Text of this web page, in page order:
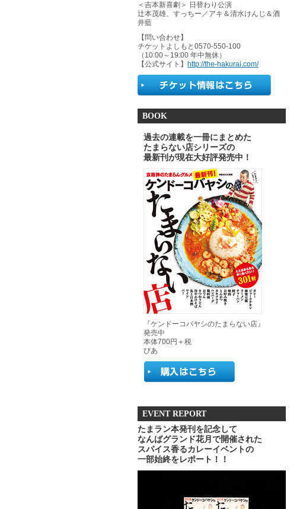
＜吉本新喜劇＞ 日替わり公演
辻本茂雄、すっちー／アキ＆清水けんじ＆酒
井藍
【問い合わせ】
チケットよしもと0570-550-100
（10:00～19:00 年中無休）
【公式サイト】
http://the-hakurai.com/
BOOK
過去の連載を一冊にまとめた
たまらない店シリーズの
最新刊が現在大好評発売中！
『ケンドーコバヤシのたまらない店』
発売中
本体700円＋税
ぴあ
EVENT REPORT
たまラン本発刊を記念して
なんばグランド花月で開催された
スパイス香るカレーイベントの
一部始終をレポート！！